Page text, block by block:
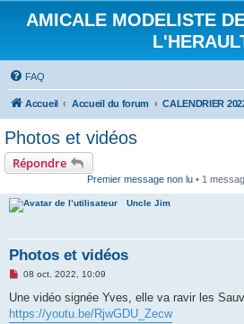
AMICALE MODELISTE
FAQ
Accueil Accueil du forum CALENDRIER
Photos et vidéos
Répondre
Premier message non lu • 1
Uncle Jim
Photos et vidéos
M
s
a
08 oct. 2022, 10:09
Une vidéo signée Yves, elle va ravir les
https://youtu.be/RjwGDU_Zecw